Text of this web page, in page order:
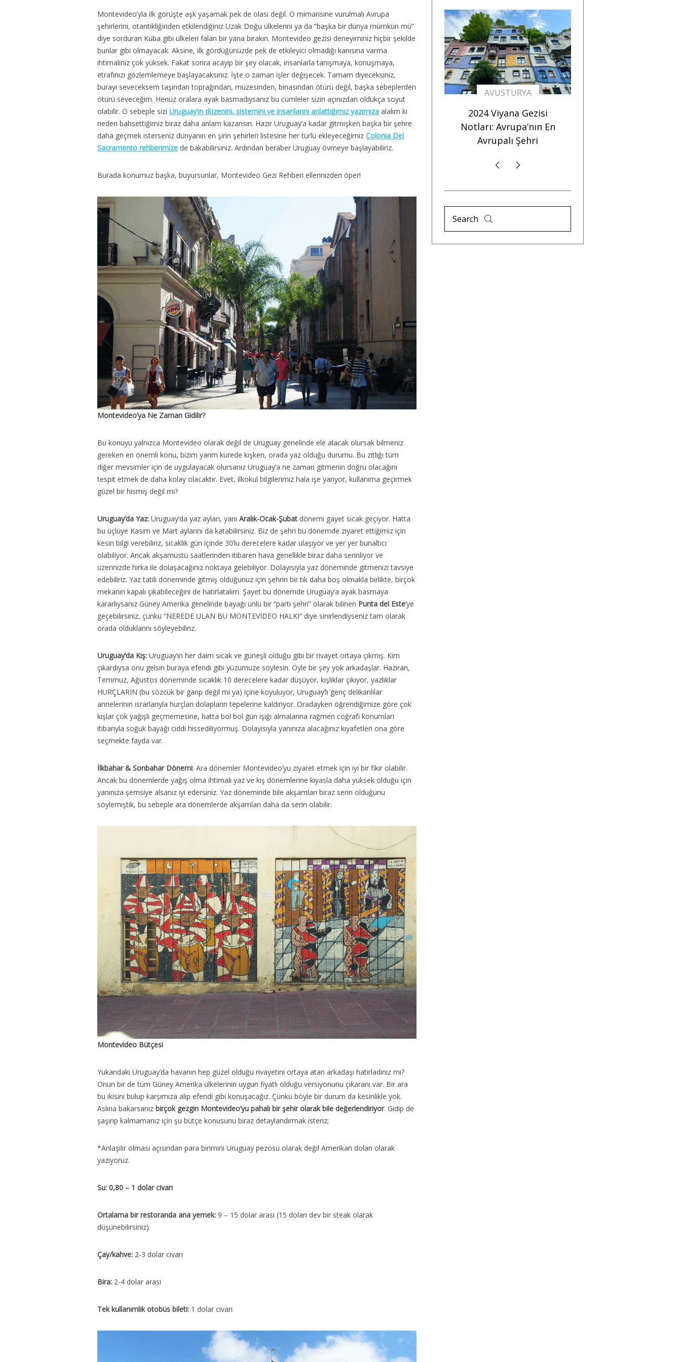
Montevideo’yla ilk görüşte aşk yaşamak pek de olası değil. O mimarisine vurulmalı Avrupa
şehirlerini, otantikliğinden etkilendiğiniz Uzak Doğu ülkelerini ya da “başka bir dünya mümkün mü”
diye sorduran Küba gibi ülkeleri falan bir yana bırakın. Montevideo gezisi deneyiminiz hiçbir şekilde
bunlar gibi olmayacak. Aksine, ilk gördüğünüzde pek de etkileyici olmadığı kanısına varma
ihtimaliniz çok yüksek. Fakat sonra acayip bir şey olacak, insanlarla tanışmaya, konuşmaya,
etrafınızı gözlemlemeye başlayacaksınız. İşte o zaman işler değişecek. Tamam diyeceksiniz,
burayı seveceksem taşından toprağından, müzesinden, binasından ötürü değil, başka sebeplerden
ötürü seveceğim. Henüz oralara ayak basmadıysanız bu cümleler sizin açınızdan oldukça soyut
olabilir. O sebeple sizi Uruguay’ın düzenini, sistemini ve insanlarını anlattığımız yazımıza alalım ki
neden bahsettiğimiz biraz daha anlam kazansın. Hazır Uruguay’a kadar gitmişken başka bir şehre
daha geçmek isterseniz dünyanın en şirin şehirleri listesine her türlü ekleyeceğimiz Colonia Del
Sacramento rehberimize de bakabilirsiniz. Ardından beraber Uruguay övmeye başlayabiliriz.
Burada konumuz başka, buyursunlar, Montevideo Gezi Rehberi ellerinizden öper!
Montevideo’ya Ne Zaman Gidilir?
Bu konuyu yalnızca Montevideo olarak değil de Uruguay genelinde ele alacak olursak bilmeniz
gereken en önemli konu, bizim yarım kürede kışken, orada yaz olduğu durumu. Bu zıtlığı tüm
diğer mevsimler için de uygulayacak olursanız Uruguay’a ne zaman gitmenin doğru olacağını
tespit etmek de daha kolay olacaktır. Evet, ilkokul bilgilerimiz hala işe yarıyor, kullanıma geçirmek
güzel bir hismiş değil mi?
Uruguay’da Yaz: Uruguay’da yaz ayları, yani Aralık-Ocak-Şubat dönemi gayet sıcak geçiyor. Hatta
bu üçlüye Kasım ve Mart aylarını da katabilirsiniz. Biz de şehri bu dönemde ziyaret ettiğimiz için
kesin bilgi verebiliriz, sıcaklık gün içinde 30’lu derecelere kadar ulaşıyor ve yer yer bunaltıcı
olabiliyor. Ancak akşamüstü saatlerinden itibaren hava genellikle biraz daha serinliyor ve
üzerinizde hırka ile dolaşacağınız noktaya gelebiliyor. Dolayısıyla yaz döneminde gitmenizi tavsiye
edebiliriz. Yaz tatili döneminde gitmiş olduğunuz için şehrin bir tık daha boş olmakla birlikte, birçok
mekanın kapalı çıkabileceğini de hatırlatalım. Şayet bu dönemde Uruguay’a ayak basmaya
kararlıysanız Güney Amerika genelinde bayağı ünlü bir “parti şehri” olarak bilinen Punta del Este’ye
geçebilirsiniz, çünkü “NEREDE ULAN BU MONTEVIDEO HALKI” diye sinirlendiyseniz tam olarak
orada olduklarını söyleyebiliriz.
Uruguay’da Kış: Uruguay’ın her daim sıcak ve güneşli olduğu gibi bir rivayet ortaya çıkmış. Kim
çıkardıysa onu gelsin buraya efendi gibi yüzümüze söylesin. Öyle bir şey yok arkadaşlar. Haziran,
Temmuz, Ağustos döneminde sıcaklık 10 derecelere kadar düşüyor, kışlıklar çıkıyor, yazlıklar
HURÇLARIN (bu sözcük bir garip değil mi ya) içine koyuluyor, Uruguay’lı genç delikanlılar
annelerinin ısrarlarıyla hurçları dolapların tepelerine kaldırıyor. Oradayken öğrendiğimize göre çok
kışlar çok yağışlı geçmemesine, hatta bol bol gün ışığı almalarına rağmen coğrafi konumları
itibarıyla soğuk bayağı ciddi hissediliyormuş. Dolayısıyla yanınıza alacağınız kıyafetleri ona göre
seçmekte fayda var.
İlkbahar & Sonbahar Dönemi: Ara dönemler Montevideo’yu ziyaret etmek için iyi bir fikir olabilir.
Ancak bu dönemlerde yağış olma ihtimali yaz ve kış dönemlerine kıyasla daha yüksek olduğu için
yanınıza şemsiye alsanız iyi edersiniz. Yaz döneminde bile akşamları biraz serin olduğunu
söylemiştik, bu sebeple ara dönemlerde akşamları daha da serin olabilir.
Montevideo Bütçesi
Yukarıdaki Uruguay’da havanın hep güzel olduğu rivayetini ortaya atan arkadaşı hatırladınız mı?
Onun bir de tüm Güney Amerika ülkelerinin uygun fiyatlı olduğu versiyonunu çıkaranı var. Bir ara
bu ikisini bulup karşımıza alıp efendi gibi konuşacağız. Çünkü böyle bir durum da kesinlikle yok.
Aslına bakarsanız birçok gezgin Montevideo’yu pahalı bir şehir olarak bile değerlendiriyor. Gidip de
şaşırıp kalmamanız için şu bütçe konusunu biraz detaylandırmak isteriz;
*Anlaşılır olması açısından para birimini Uruguay pezosu olarak değil Amerikan doları olarak
yazıyoruz.
Su: 0,80 – 1 dolar civarı
Ortalama bir restoranda ana yemek: 9 – 15 dolar arası (15 doları dev bir steak olarak
düşünebilirsiniz)
Çay/kahve: 2-3 dolar civarı
Bira: 2-4 dolar arası
Tek kullanımlık otobüs bileti: 1 dolar civarı
AVUSTURYA
2024 Viyana Gezisi
Notları: Avrupa’nın En
Avrupalı Şehri
FRANSA
Strazburg Gezi Rehberi:
Avrupa’da Noel Pazarı
Denilince Akla Gelen “O”
Şehir
AVUSTURYA
2024 Viyana Gezisi
Notları: Avrupa’nın En
Avrupalı Şehri